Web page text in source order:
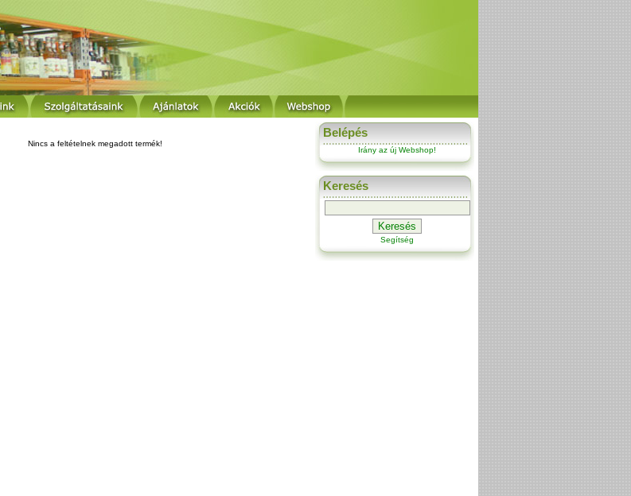
Nincs a feltételnek megadott termék!
Belépés
Irány az új Webshop!
Keresés
Segítség